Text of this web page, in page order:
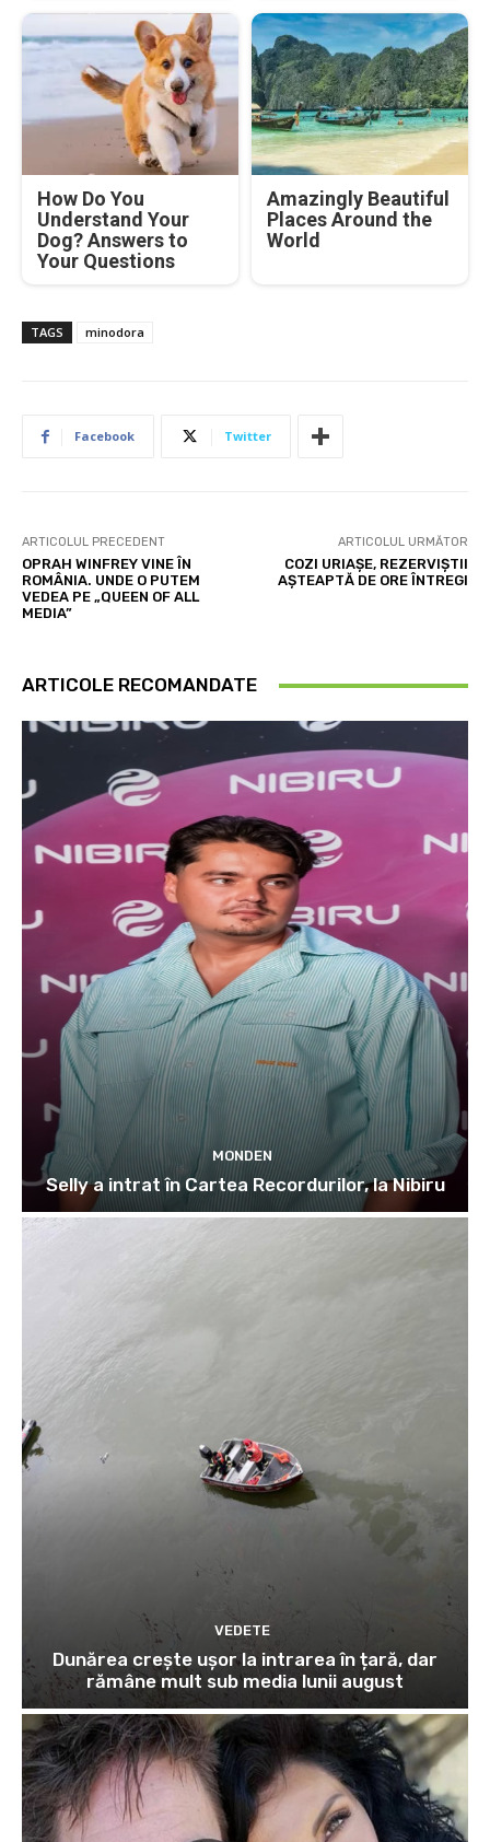
How Do You
Understand Your
Dog? Answers to
Your Questions
Amazingly Beautiful
Places Around the
World
TAGS minodora
Facebook Twitter
ARTICOLUL PRECEDENT
OPRAH WINFREY VINE ÎN
ROMÂNIA. UNDE O PUTEM
VEDEA PE „QUEEN OF ALL
MEDIA”
ARTICOLUL URMĂTOR
COZI URIAȘE, REZERVIȘTII
AȘTEAPTĂ DE ORE ÎNTREGI
ARTICOLE RECOMANDATE
MONDEN
Selly a intrat în Cartea Recordurilor, la Nibiru
VEDETE
Dunărea crește ușor la intrarea în țară, dar
rămâne mult sub media lunii august